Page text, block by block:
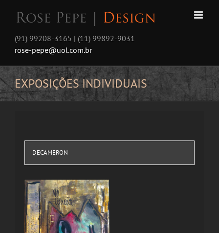
content
(91) 99208-3165 | (11) 99892-9031
rose-pepe@uol.com.br
EXPOSIÇÕES INDIVIDUAIS
DECAMERON